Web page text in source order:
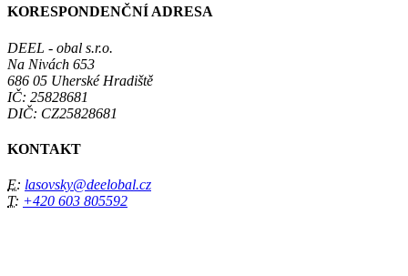
KORESPONDENČNÍ ADRESA
DEEL - obal s.r.o.
Na Nivách 653
686 05 Uherské Hradiště
IČ: 25828681
DIČ: CZ25828681
KONTAKT
E: lasovsky@deelobal.cz
T: +420 603 805592